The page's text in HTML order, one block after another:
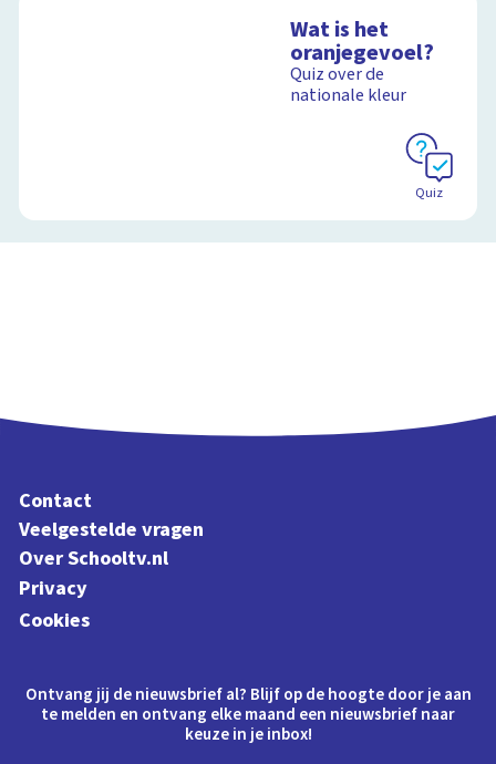
Wat is het
oranjegevoel?
Quiz over de
nationale kleur
Quiz
Contact
Veelgestelde vragen
Over Schooltv.nl
Privacy
Cookies
Ontvang jij de nieuwsbrief al? Blijf op de hoogte door je aan
te melden en ontvang elke maand een nieuwsbrief naar
keuze in je inbox!